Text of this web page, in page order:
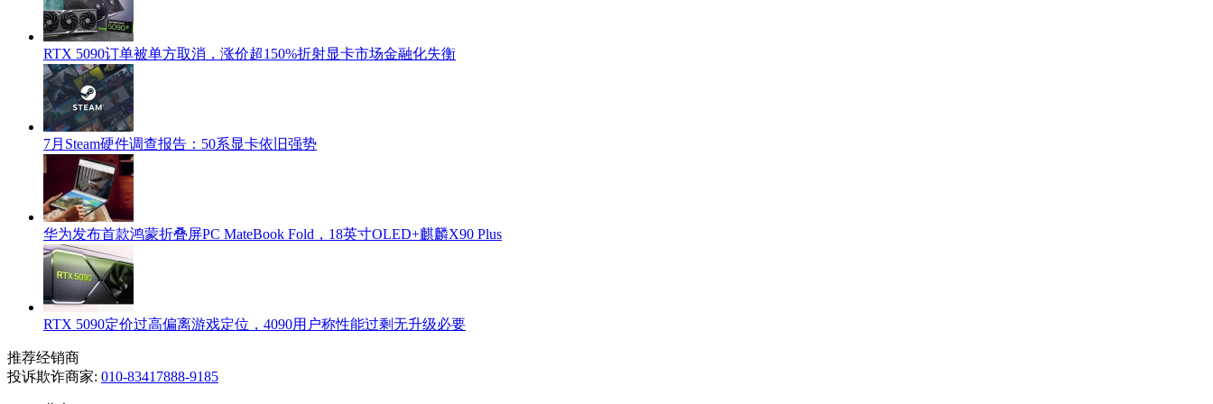
RTX 5090订单被单方取消，涨价超150%折射显卡市场金融化失衡
7月Steam硬件调查报告：50系显卡依旧强势
华为发布首款鸿蒙折叠屏PC MateBook Fold，18英寸OLED+麒麟X90 Plus
RTX 5090定价过高偏离游戏定位，4090用户称性能过剩无升级必要
推荐经销商
投诉欺诈商家: 010-83417888-9185